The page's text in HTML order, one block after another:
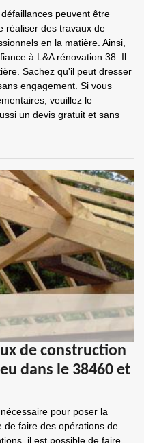
peuvent être
réaliser des travaux de
en la matière. Ainsi,
à L&A rénovation 38. Il
Sachez qu'il peut dresser
engagement. Si vous
veuillez le
un devis gratuit et sans
de construction
dans le 38460 et
pour poser la
de faire des opérations de
il est possible de faire